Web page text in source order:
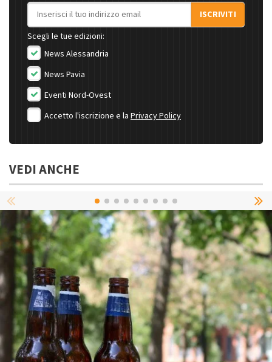
Indirizzo email
ISCRIVITI
Scegli le tue edizioni:
News Alessandria
News Pavia
Eventi Nord-Ovest
Accetto l'iscrizione e la Privacy Policy
VEDI ANCHE